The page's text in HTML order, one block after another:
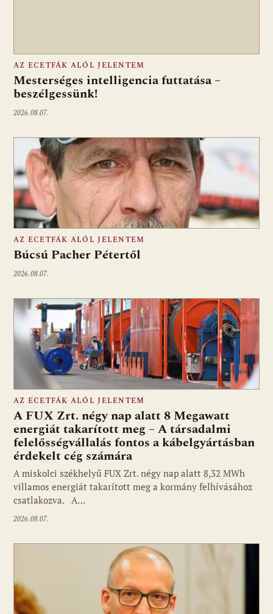
AZ ECETFÁK ALÓL JELENTEM
Mesterséges intelligencia futtatása –
beszélgessünk!
2026.08.07.
AZ ECETFÁK ALÓL JELENTEM
Búcsú Pacher Pétertől
2026.08.07.
AZ ECETFÁK ALÓL JELENTEM
A FUX Zrt. négy nap alatt 8 Megawatt
energiát takarított meg – A társadalmi
felelősségvállalás fontos a kábelgyártásban
érdekelt cég számára
A miskolci székhelyű FUX Zrt. négy nap alatt 8,32 MWh
villamos energiát takarított meg a kormány felhívásához
csatlakozva. A…
2026.08.07.